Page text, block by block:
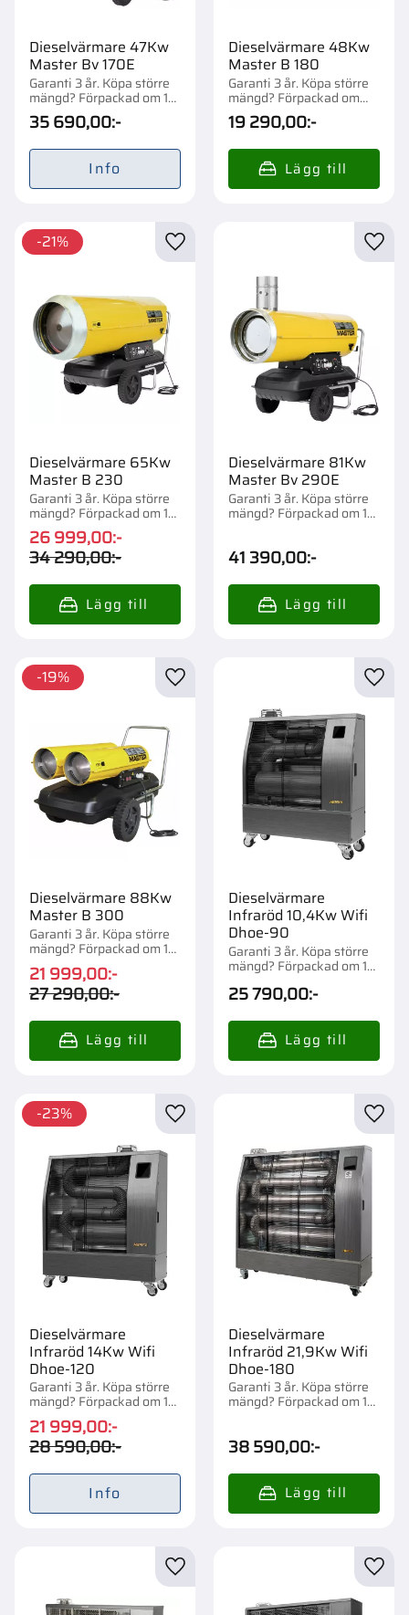
Dieselvärmare 47Kw
Master Bv 170E
Garanti 3 år. Köpa större
mängd? Förpackad om 1
st.
35 690,00:-
Info
Dieselvärmare 48Kw
Master B 180
Garanti 3 år. Köpa större
mängd? Förpackad om
1/8 st.
19 290,00:-
Dieselvärmare 65Kw
Master B 230
Garanti 3 år. Köpa större
mängd? Förpackad om 1
st.
26 999,00:-
34 290,00:-
21% Lägg till i favoriter
Dieselvärmare 81Kw
Master Bv 290E
Garanti 3 år. Köpa större
mängd? Förpackad om 1
41 390,00:-
Dieselvärmare 88Kw
Master B 300
Garanti 3 år. Köpa större
mängd? Förpackad om 1
st.
21 999,00:-
27 290,00:-
19% Lägg till i favoriter
Dieselvärmare
Infraröd 10,4Kw Wifi
Dhoe-90
Garanti 3 år. Köpa större
mängd? Förpackad om 1
25 790,00:-
Dieselvärmare
Infraröd 14Kw Wifi
Dhoe-120
Garanti 3 år. Köpa större
mängd? Förpackad om 1
st.
21 999,00:-
28 590,00:-
23% Lägg till i favoriter
Info
Dieselvärmare
Infraröd 21,9Kw Wifi
Dhoe-180
Garanti 3 år. Köpa större
mängd? Förpackad om 1
38 590,00:-
Lägg till i favoriter